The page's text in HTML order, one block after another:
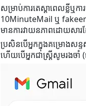
សម្រាប់ការតេស្តាពេលខ្លីឬ
10MinuteMail ឬ
មានការវាយនភាពដោយសារ
ប្រសិនបើអ្នកក្នុងគម្រោងសន្
ហើយបើអ្នកជាស្ត្រីសូមរងចាំ